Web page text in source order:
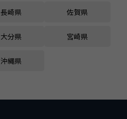
長崎県 佐賀県
大分県 宮崎県
沖縄県